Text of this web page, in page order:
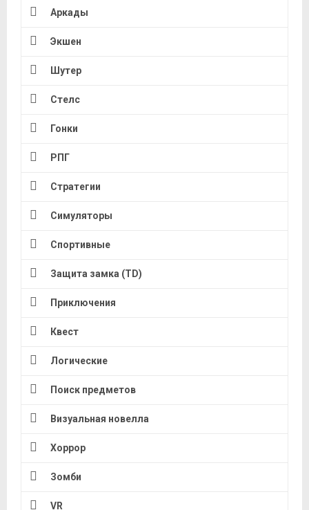
Аркады
Экшен
Шутер
Стелс
Гонки
РПГ
Стратегии
Симуляторы
Спортивные
Защита замка (TD)
Приключения
Квест
Логические
Поиск предметов
Визуальная новелла
Хоррор
Зомби
VR